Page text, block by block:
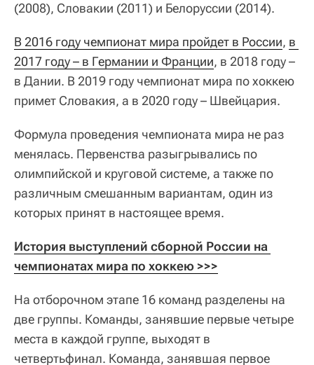
(2008), Словакии (2011) и Белоруссии (2014).
В 2016 году чемпионат мира пройдет в России, в
2017 году – в Германии и Франции, в 2018 году –
в Дании. В 2019 году чемпионат мира по хоккею
примет Словакия, а в 2020 году – Швейцария.
Формула проведения чемпионата мира не раз
менялась. Первенства разыгрывались по
олимпийской и круговой системе, а также по
различным смешанным вариантам, один из
которых принят в настоящее время.
История выступлений сборной России на
чемпионатах мира по хоккею >>>
На отборочном этапе 16 команд разделены на
две группы. Команды, занявшие первые четыре
места в каждой группе, выходят в
четвертьфинал. Команда, занявшая первое